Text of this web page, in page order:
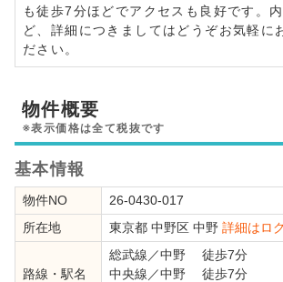
も徒歩7分ほどでアクセスも良好です。
ど、詳細につきましてはどうぞお気軽に
ださい。
物件概要
※表示価格は全て税抜です
基本情報
物件NO
26-0430-017
所在地
東京都 中野区 中野 詳細はロ
路線・駅名
総武線 ／中野 徒歩7分
中央線 ／中野 徒歩7分